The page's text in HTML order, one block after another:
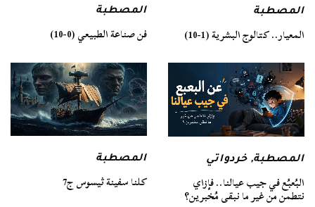
المصطبة
المعيار.. كتالوج البشرية (1-10)
المصطبة
فن صناعة الطبيعي (0-10)
المصطبة,خردواتي
البُعبُع في جيب عيالنا.. فإزاي
نتطمن من غير ما نبقى مُخبرين؟
المصطبة
كلنا سفينة ثيسوس ج7